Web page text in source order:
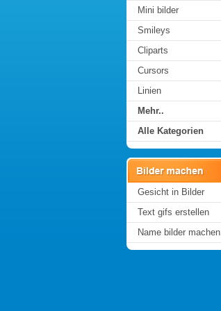
Mini bilder
Smileys
Cliparts
Cursors
Linien
Mehr..
Alle Kategorien
Gesicht in Bilder
Text gifs erstellen
Name bilder machen